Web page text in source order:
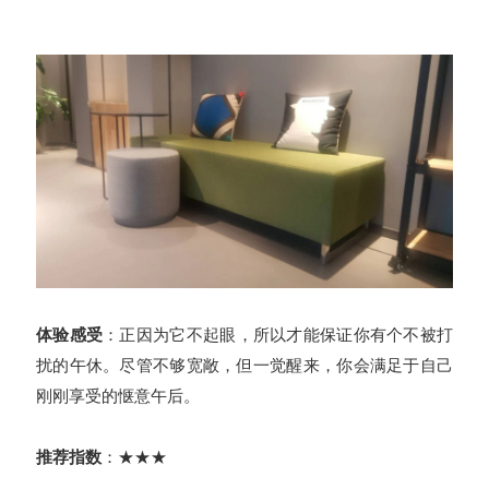
体验感受 ：正因为它不起眼，所以才能保证你有个不被打
扰的午休。尽管不够宽敞，但一觉醒来，你会满足于自己
刚刚享受的惬意午后。
推荐指数：★★★